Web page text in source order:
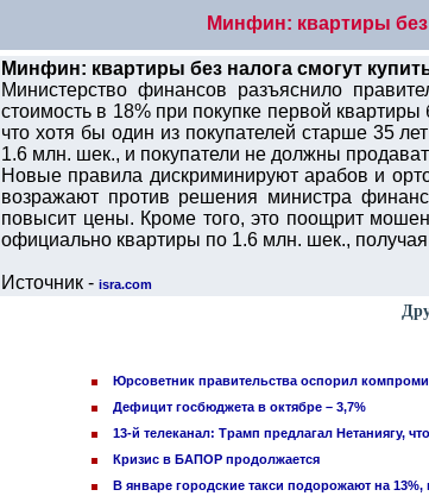
Минфин: квартиры без
Минфин: квартиры без налога смогут
Министерство финансов разъяснило
стоимость в 18% при покупке первой
что хотя бы один из покупателей старше 35
1.6 млн. шек., и покупатели не должны
Новые правила дискриминируют арабов и
возражают против решения министра
повысит цены. Кроме того, это поощрит
официально квартиры по 1.6 млн. шек.,
Источник - isra.com
Юрсоветник правительства оспорил
Дефицит госбюджета в октябре – 3,7%
13-й телеканал: Трамп предлагал Нетаниягу,
Кризис в БАПОР продолжается
В январе городские такси подорожают на